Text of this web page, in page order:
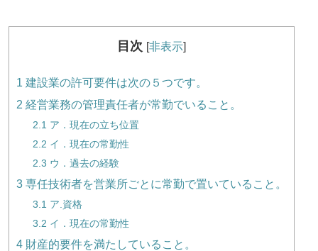
目次 [非表示]
1 建設業の許可要件は次の５つです。
2 経営業務の管理責任者が常勤でいること。
2.1 ア．現在の立ち位置
2.2 イ．現在の常勤性
2.3 ウ．過去の経験
3 専任技術者を営業所ごとに常勤で置いていること。
3.1 ア.資格
3.2 イ．現在の常勤性
4 財産的要件を満たしていること。